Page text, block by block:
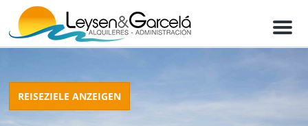
M
n
REISEZIELE ANZEIGEN